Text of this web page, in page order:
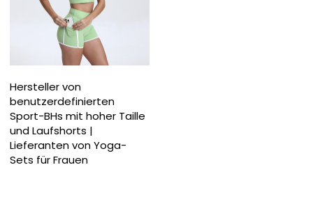
Hersteller von
benutzerdefinierten
Sport-BHs mit hoher Taille
und Laufshorts |
Lieferanten von Yoga-
Sets für Frauen